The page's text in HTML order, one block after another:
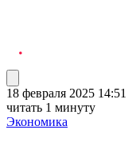
18 февраля 2025 14:51
читать 1 минуту
Экономика